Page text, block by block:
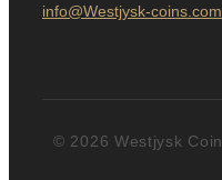
info@Westjysk-coins.com
© 2026 Westjysk